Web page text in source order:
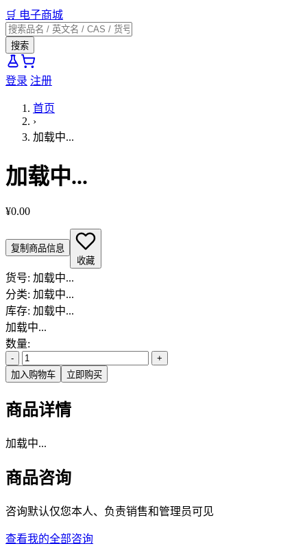
🛒 电子商城
搜索
登录 注册
首页
›
加载中...
加载中...
¥0.00
复制商品信息
收藏
货号: 加载中...
分类: 加载中...
库存: 加载中...
加载中...
数量:
-
+
加入购物车
立即购买
商品详情
加载中...
商品咨询
咨询默认仅您本人、负责销售和管理员可见
查看我的全部咨询